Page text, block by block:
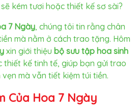
kém tươi hoặc thiết kế sơ sài?
7 Ngày, chúng tôi tin rằng chân
mà nằm ở cách trao tặng. Hôm
xin giới thiệu bộ sưu tập hoa sinh
thiết kế tinh tế, giúp bạn gửi trao
mà vẫn tiết kiệm túi tiền.
Của Hoa 7 Ngày